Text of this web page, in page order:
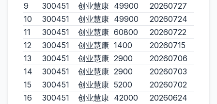
9
300451 创业慧康 49900
20260727
10
300451 创业慧康 49900
20260724
11
300451 创业慧康 60800
20260722
12
300451 创业慧康 1400
20260715
13
300451 创业慧康 2900
20260706
14
300451 创业慧康 2900
20260703
15
300451 创业慧康 5200
20260702
16
300451 创业慧康 42000
20260624